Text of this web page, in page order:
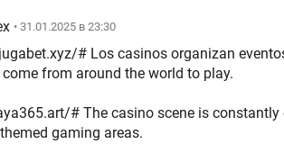
• 31.01.2025 в 23:30
# Los casinos organizan
from around the world to play.
# The casino scene is constantly evolving.
gaming areas.